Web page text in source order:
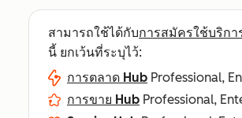
สามารถใช้ได้กับการสมัครใช้บริกา
นี้ ยกเว้นที่ระบุไว้:
การตลาด Hub Professional,
การขาย Hub Professional,